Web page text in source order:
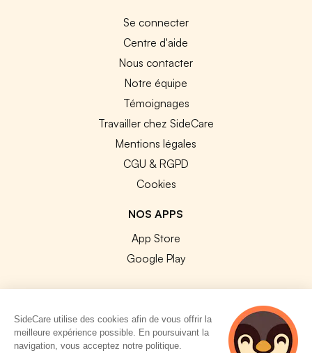
Se connecter
Centre d'aide
Nous contacter
Notre équipe
Témoignages
Travailler chez SideCare
Mentions légales
CGU & RGPD
Cookies
NOS APPS
App Store
Google Play
© 2026 SideCare. Tous droits réservés.
SideCare utilise des cookies afin de vous offrir la
meilleure expérience possible. En poursuivant la
navigation, vous acceptez notre politique.